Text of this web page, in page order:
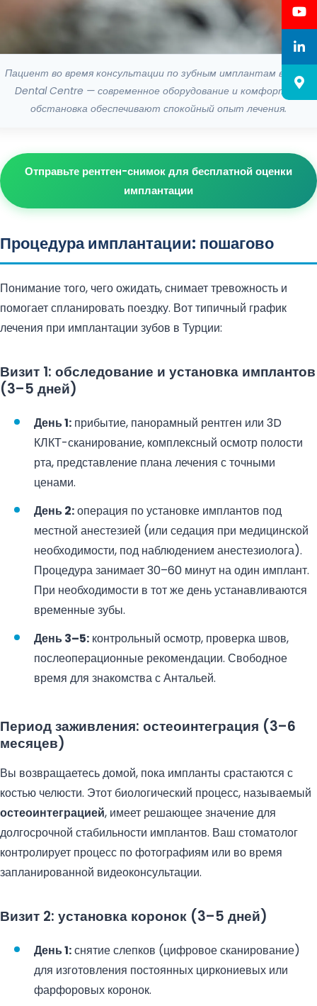
Пациент во время консультации по зубным имплантам в Stom
Dental Centre — современное оборудование и комфортная
обстановка обеспечивают спокойный опыт лечения.
Отправьте рентген-снимок для бесплатной оценки
имплантации
Процедура имплантации: пошагово
Понимание того, чего ожидать, снимает тревожность и
помогает спланировать поездку. Вот типичный график
лечения при имплантации зубов в Турции:
Визит 1: обследование и установка имплантов
(3–5 дней)
День 1: прибытие, панорамный рентген или 3D
КЛКТ-сканирование, комплексный осмотр полости
рта, представление плана лечения с точными
ценами.
День 2:операция по установке имплантов под
местной анестезией (или седация при медицинской
необходимости, под наблюдением анестезиолога).
Процедура занимает 30–60 минут на один имплант.
При необходимости в тот же день устанавливаются
временные зубы.
День 3–5: контрольный осмотр, проверка швов,
послеоперационные рекомендации. Свободное
время для знакомства с Антальей.
Период заживления: остеоинтеграция (3–6
месяцев)
Вы возвращаетесь домой, пока импланты срастаются с
костью челюсти. Этот биологический процесс, называемый
остеоинтеграцией, имеет решающее значение для
долгосрочной стабильности имплантов. Ваш стоматолог
контролирует процесс по фотографиям или во время
запланированной видеоконсультации.
Визит 2: установка коронок (3–5 дней)
День 1:снятие слепков (цифровое сканирование)
для изготовления постоянных циркониевых или
фарфоровых коронок.